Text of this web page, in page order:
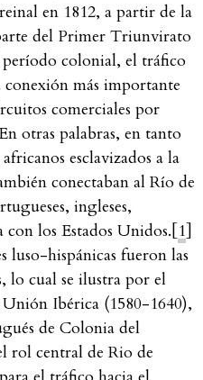
en 1812, a partir de la
del Primer Triunvirato
colonial, el tráfico
conexión más importante
comerciales por
otras palabras, en tanto
esclavizados a la
conectaban al Río de
ingleses,
con los Estados Unidos.[1]
luso-hispánicas fueron las
lo cual se ilustra por el
Ibérica (1580-1640),
de Colonia del
rol central de Rio de